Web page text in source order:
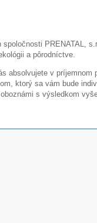
PRENATAL,
a pôrodníctve.
absolvujete v príjemnom
ktorý sa vám bude
s výsledkom